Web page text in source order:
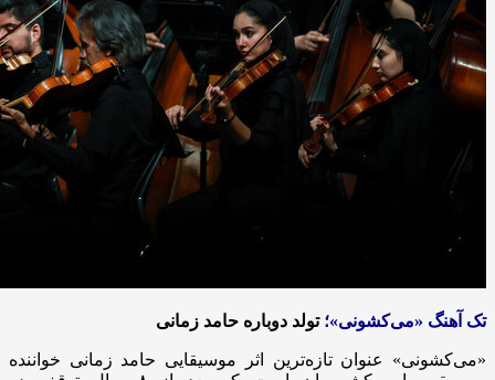
تک آهنگ «می‌کشونی»؛تولد دوباره حامد زمانی
«می‌کشونی» عنوان تازه‌ترین اثر موسیقایی حامد زمانی خواننده